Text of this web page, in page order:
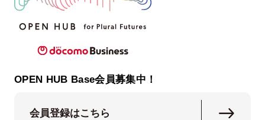
OPEN HUB Base会員募集中！
会員登録はこちら